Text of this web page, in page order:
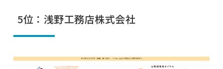
5位：浅野工務店株式会社